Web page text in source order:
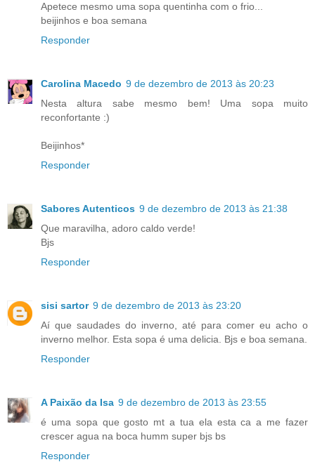
Apetece mesmo uma sopa quentinha com o frio...
beijinhos e boa semana
Responder
Carolina Macedo 9 de dezembro de 2013 às 20:23
Nesta altura sabe mesmo bem! Uma sopa muito
reconfortante :)
Beijinhos*
Responder
Sabores Autenticos 9 de dezembro de 2013 às 21:38
Que maravilha, adoro caldo verde!
Bjs
Responder
sisi sartor 9 de dezembro de 2013 às 23:20
Aí que saudades do inverno, até para comer eu acho o
inverno melhor. Esta sopa é uma delicia. Bjs e boa semana.
Responder
A Paixão da Isa 9 de dezembro de 2013 às 23:55
é uma sopa que gosto mt a tua ela esta ca a me fazer
crescer agua na boca humm super bjs bs
Responder